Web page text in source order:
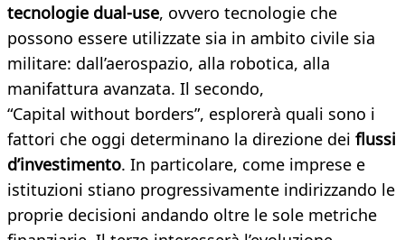
tecnologie dual-use, ovvero tecnologie che
possono essere utilizzate sia in ambito civile sia
militare: dall’aerospazio, alla robotica, alla
manifattura avanzata. Il secondo,
“Capital without borders”, esplorerà quali sono i
fattori che oggi determinano la direzione dei flussi
d’investimento. In particolare, come imprese e
istituzioni stiano progressivamente indirizzando le
proprie decisioni andando oltre le sole metriche